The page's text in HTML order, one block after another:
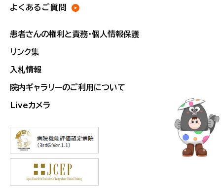
よくあるご質問
患者さんの権利と責務・個人情報保護
リンク集
入札情報
院内ギャラリーのご利用について
Liveカメラ